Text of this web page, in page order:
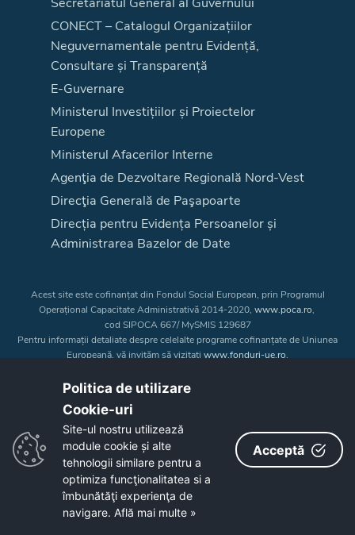
CONECT – Catalogul Organizațiilor
Neguvernamentale pentru Evidență,
Consultare și Transparență
E-Guvernare
Ministerul Investițiilor și Proiectelor
Europene
Ministerul Afacerilor Interne
Agenţia de Dezvoltare Regională Nord-Vest
Direcţia Generală de Paşapoarte
Direcția pentru Evidența Persoanelor și
Administrarea Bazelor de Date
Acest site este cofinanțat din Fondul Social European, prin Programul
Operațional Capacitate Administrativă 2014-2020, www.poca.ro,
cod SIPOCA 667/ MySMIS 129687
Pentru informații detaliate despre celelalte programe cofinanțate de Uniunea
Europeană, vă invităm să vizitați www.fonduri-ue.ro.
a Uniunii Europene. Întreaga responsabilitate asupra
Copyright © 2026 - Consiliul Judeţean Bistrița-Năsăud
Politica de utilizare
Cookie-uri‎
Site-ul nostru utilizează
module cookie și alte
tehnologii similare pentru a
optimiza funcţionalitatea si a
îmbunătăţi experienţa de
navigare. Află mai multe »
Acceptă